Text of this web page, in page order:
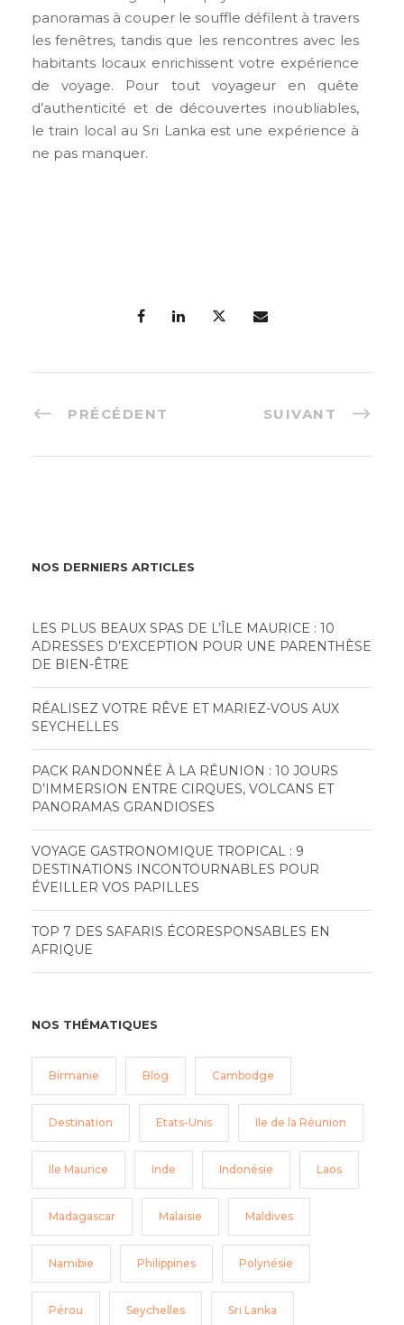
panoramas à couper le souffle défilent à travers
les fenêtres, tandis que les rencontres avec les
habitants locaux enrichissent votre expérience
de voyage. Pour tout voyageur en quête
d’authenticité et de découvertes inoubliables,
le train local au Sri Lanka est une expérience à
ne pas manquer.
PRÉCÉDENT SUIVANT
NOS DERNIERS ARTICLES
LES PLUS BEAUX SPAS DE L’ÎLE MAURICE : 10
ADRESSES D’EXCEPTION POUR UNE PARENTHÈSE
DE BIEN-ÊTRE
RÉALISEZ VOTRE RÊVE ET MARIEZ-VOUS AUX
SEYCHELLES
PACK RANDONNÉE À LA RÉUNION : 10 JOURS
D’IMMERSION ENTRE CIRQUES, VOLCANS ET
PANORAMAS GRANDIOSES
VOYAGE GASTRONOMIQUE TROPICAL : 9
DESTINATIONS INCONTOURNABLES POUR
ÉVEILLER VOS PAPILLES
TOP 7 DES SAFARIS ÉCORESPONSABLES EN
AFRIQUE
NOS THÉMATIQUES
Birmanie Blog Cambodge
Destination Etats-Unis Ile de la Réunion
Ile Maurice Inde Indonésie Laos
Madagascar Malaisie Maldives
Namibie Philippines Polynésie
Pérou Seychelles Sri Lanka